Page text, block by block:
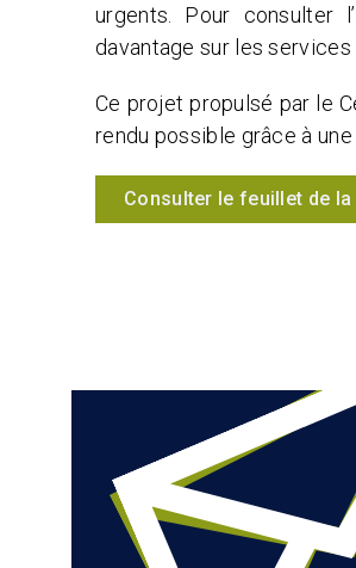
urgents. Pour consulter
davantage sur les
Ce projet propulsé par le
rendu possible grâce à
Consulter le feuillet de